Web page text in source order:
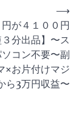
円が４１００円
分出品】〜ス
コン不要〜副
×お片付けマジ
ら3万円収益〜
⟶